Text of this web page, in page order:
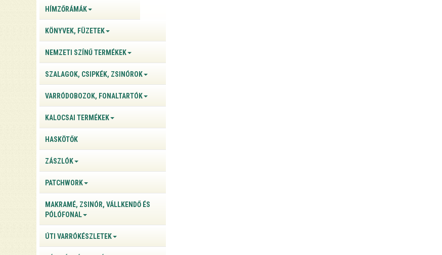
HÍMZŐRÁMÁK
KÖNYVEK, FÜZETEK
NEMZETI SZÍNŰ TERMÉKEK
SZALAGOK, CSIPKÉK, ZSINÓROK
VARRÓDOBOZOK, FONALTARTÓK
KALOCSAI TERMÉKEK
HASKÖTŐK
ZÁSZLÓK
PATCHWORK
MAKRAMÉ, ZSINÓR, VÁLLKENDŐ ÉS
PÓLÓFONAL
ÚTI VARRÓKÉSZLETEK